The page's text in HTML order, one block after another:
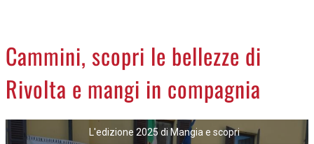
LA PIAZZA
ANIMALI
Cammini, scopri le bellezze di
Rivolta e mangi in compagnia
L'edizione 2025 di Mangia e scopri